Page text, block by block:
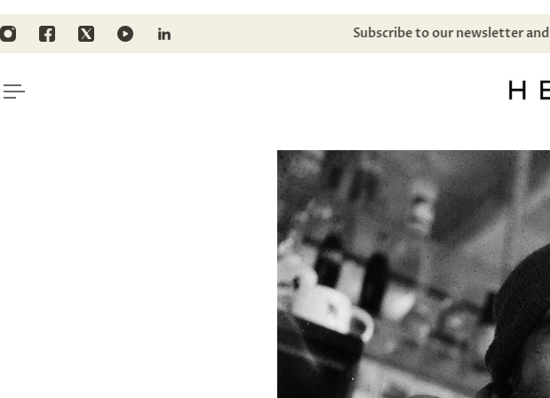
CONTENT
for orders above 135€/$157 Subscribe to our newsletter and